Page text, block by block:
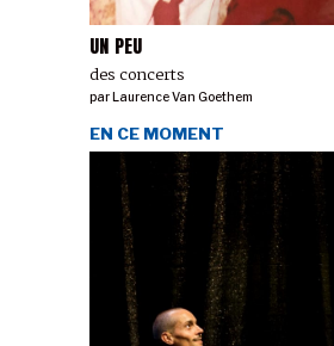
UN PEU
des concerts
par Laurence Van Goethem
EN CE MOMENT